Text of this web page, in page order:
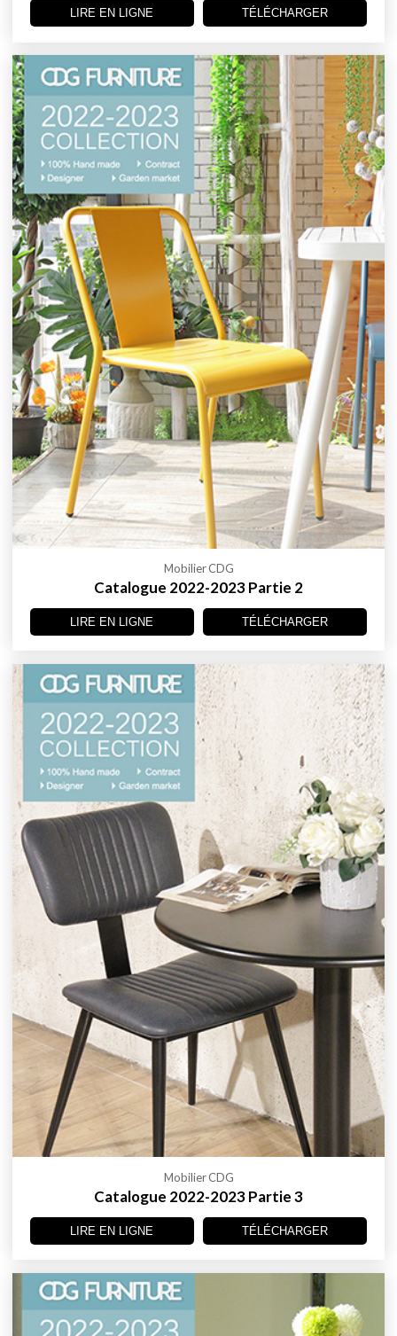
LIRE EN LIGNE TÉLÉCHARGER
Mobilier CDG
Catalogue 2022-2023 Partie 2
LIRE EN LIGNE TÉLÉCHARGER
Mobilier CDG
Catalogue 2022-2023 Partie 3
LIRE EN LIGNE TÉLÉCHARGER